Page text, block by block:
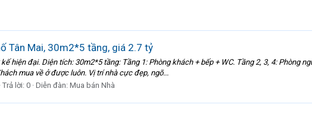
Tân Mai, 30m2*5 tầng, giá 2.7 tỷ
hiện đại. Diện tích: 30m2*5 tầng: Tầng 1: Phòng khách + bếp + WC. Tầng 2, 3, 4: Phòng
mua về ở được luôn. Vị trí nhà cực đẹp, ngõ...
Trả lời: 0 Diễn đàn: Mua bán Nhà